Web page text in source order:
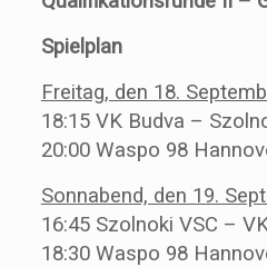
Spielplan
Freitag, den 18.
18:15 VK Budva –
20:00 Waspo 98
Sonnabend, den 19.
16:45 Szolnoki VSC –
18:30 Waspo 98